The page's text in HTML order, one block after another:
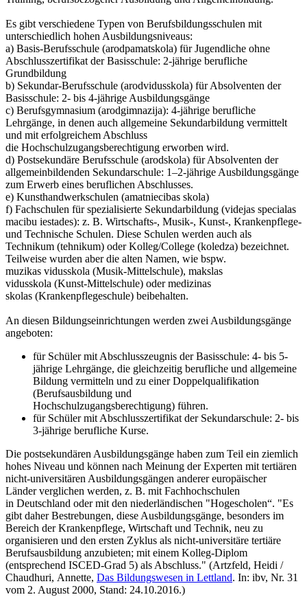
Es gibt verschiedene Typen von Berufsbildungsschulen mit
unterschiedlich hohen Ausbildungsniveaus:
a) Basis-Berufsschule (arodpamatskola) für Jugendliche ohne
Abschlusszertifikat der Basisschule: 2-jährige berufliche
Grundbildung
b) Sekundar-Berufsschule (arodvidusskola) für Absolventen der
Basisschule: 2- bis 4-jährige Ausbildungsgänge
c) Berufsgymnasium (arodgimnazija): 4-jährige berufliche
Lehrgänge, in denen auch allgemeine Sekundarbildung vermittelt
und mit erfolgreichem Abschluss
die Hochschulzugangsberechtigung erworben wird.
d) Postsekundäre Berufsschule (arodskola) für Absolventen der
allgemeinbildenden Sekundarschule: 1–2-jährige Ausbildungsgänge
zum Erwerb eines beruflichen Abschlusses.
e) Kunsthandwerkschulen (amatniecibas skola)
f) Fachschulen für spezialisierte Sekundarbildung (videjas specialas
macibu iestades): z. B. Wirtschafts-, Musik-, Kunst-, Krankenpflege-
und Technische Schulen. Diese Schulen werden auch als
Technikum (tehnikum) oder Kolleg/College (koledza) bezeichnet.
Teilweise wurden aber die alten Namen, wie bspw.
muzikas vidusskola (Musik-Mittelschule), makslas
vidusskola (Kunst-Mittelschule) oder medizinas
skolas (Krankenpflegeschule) beibehalten.
An diesen Bildungseinrichtungen werden zwei Ausbildungsgänge
angeboten:
für Schüler mit Abschlusszeugnis der Basisschule: 4- bis 5-
jährige Lehrgänge, die gleichzeitig berufliche und allgemeine
Bildung vermitteln und zu einer Doppelqualifikation
(Berufsausbildung und
Hochschulzugangsberechtigung) führen.
für Schüler mit Abschlusszertifikat der Sekundarschule: 2- bis
3-jährige berufliche Kurse.
Die postsekundären Ausbildungsgänge haben zum Teil ein ziemlich
hohes Niveau und können nach Meinung der Experten mit tertiären
nicht-universitären Ausbildungsgängen anderer europäischer
Länder verglichen werden, z. B. mit Fachhochschulen
in Deutschland oder mit den niederländischen "Hogescholen“. "Es
gibt daher Bestrebungen, diese Ausbildungsgänge, besonders im
Bereich der Krankenpflege, Wirtschaft und Technik, neu zu
organisieren und den ersten Zyklus als nicht-universitäre tertiäre
Berufsausbildung anzubieten; mit einem Kolleg-Diplom
(entsprechend ISCED-Grad 5) als Abschluss." (Artzfeld, Heidi /
Chaudhuri, Annette, Das Bildungswesen in Lettland. In: ibv, Nr. 31
vom 2. August 2000, Stand: 24.10.2016.)